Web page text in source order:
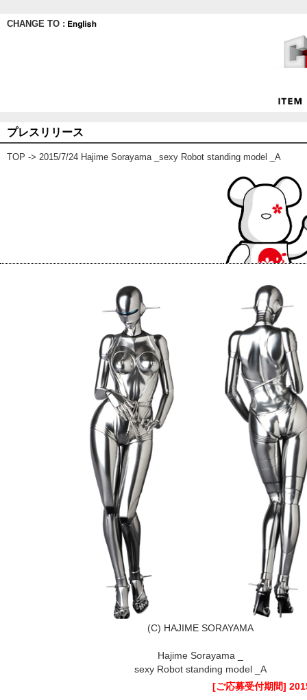
CHANGE TO :
プレスリリース
TOP -> 2015/7/24 Hajime Sorayama _sexy Robot standing model _A
(C) HAJIME SORAYAMA
Hajime Sorayama _
sexy Robot standing model _A
[ご応募受付期間]